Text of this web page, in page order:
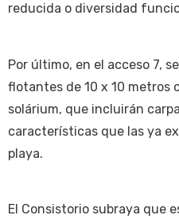
reducida o diversidad
Por último, en el acceso 7,
flotantes de 10 x 10 metros
solárium, que incluirán
características que las ya
playa.
El Consistorio subraya que